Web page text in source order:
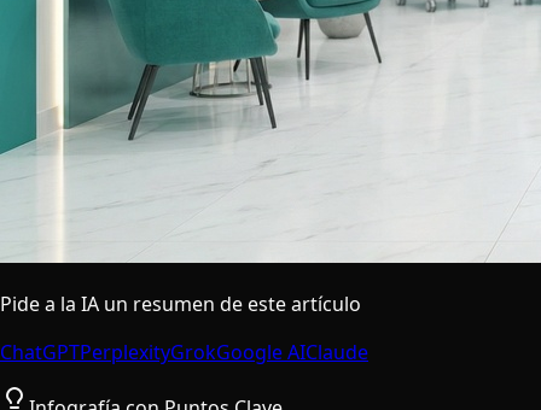
Pide a la IA un resumen de este artículo
ChatGPTPerplexityGrokGoogle AIClaude